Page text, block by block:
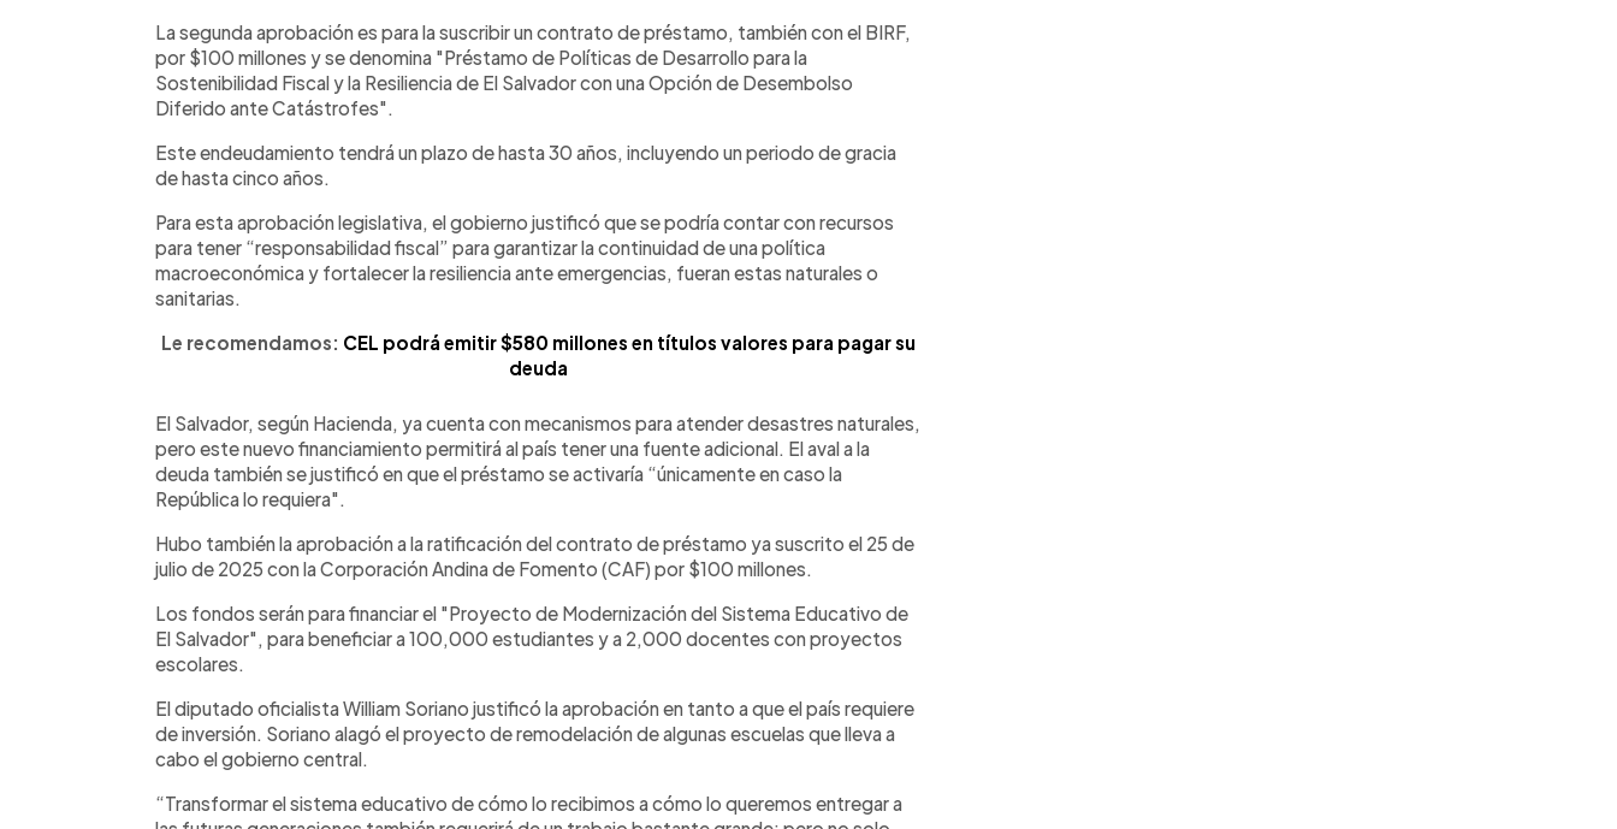
La segunda aprobación es para la suscribir un contrato de préstamo, también con el BIRF,
por $100 millones y se denomina "Préstamo de Políticas de Desarrollo para la
Sostenibilidad Fiscal y la Resiliencia de El Salvador con una Opción de Desembolso
Diferido ante Catástrofes".
Este endeudamiento tendrá un plazo de hasta 30 años, incluyendo un periodo de gracia
de hasta cinco años.
Para esta aprobación legislativa, el gobierno justificó que se podría contar con recursos
para tener “responsabilidad fiscal” para garantizar la continuidad de una política
macroeconómica y fortalecer la resiliencia ante emergencias, fueran estas naturales o
sanitarias.
Le recomendamos: CEL podrá emitir $580 millones en títulos valores para pagar su
deuda
El Salvador, según Hacienda, ya cuenta con mecanismos para atender desastres naturales,
pero este nuevo financiamiento permitirá al país tener una fuente adicional. El aval a la
deuda también se justificó en que el préstamo se activaría “únicamente en caso la
República lo requiera".
Hubo también la aprobación a la ratificación del contrato de préstamo ya suscrito el 25 de
julio de 2025 con la Corporación Andina de Fomento (CAF) por $100 millones.
Los fondos serán para financiar el "Proyecto de Modernización del Sistema Educativo de
El Salvador", para beneficiar a 100,000 estudiantes y a 2,000 docentes con proyectos
escolares.
El diputado oficialista William Soriano justificó la aprobación en tanto a que el país requiere
de inversión. Soriano alagó el proyecto de remodelación de algunas escuelas que lleva a
cabo el gobierno central.
“Transformar el sistema educativo de cómo lo recibimos a cómo lo queremos entregar a